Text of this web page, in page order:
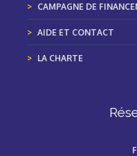
CAMPAGNE DE
AIDE ET CONTACT
LA CHARTE